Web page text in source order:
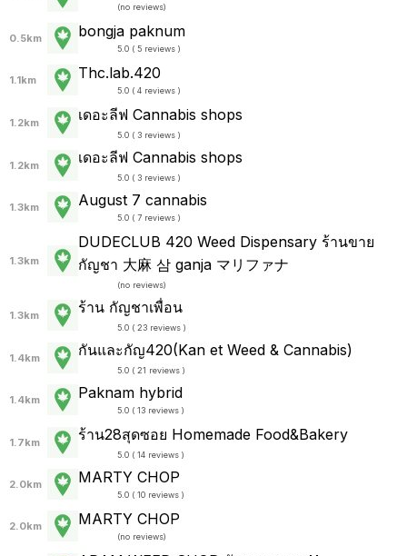
(no reviews)
0.5km bongja paknum
5.0 ( 5 reviews )
1.1km Thc.lab.420
5.0 ( 4 reviews )
1.2km เดอะลีฟ Cannabis shops
5.0 ( 3 reviews )
1.2km เดอะลีฟ Cannabis shops
5.0 ( 3 reviews )
1.3km August 7 cannabis
5.0 ( 7 reviews )
1.3km
DUDECLUB 420 Weed Dispensary ร้านขาย
กัญชา 大麻 삼 ganja マリファナ
(no reviews)
1.3km ร้าน กัญชาเพื่อน
5.0 ( 23 reviews )
1.4km กันและกัญ420(Kan et Weed & Cannabis)
5.0 ( 21 reviews )
1.4km Paknam hybrid
5.0 ( 13 reviews )
1.7km ร้าน28สุดซอย Homemade Food&Bakery
5.0 ( 14 reviews )
2.0km MARTY CHOP
5.0 ( 10 reviews )
2.0km MARTY CHOP
(no reviews)